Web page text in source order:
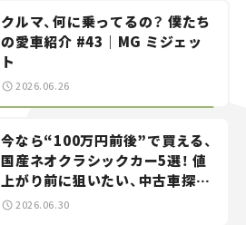
クルマ、何に乗ってるの？ 僕たち
の愛車紹介 #43｜MG ミジェッ
ト
2026.06.26
今なら“100万円前後”で買える、
国産ネオクラシックカー5選！ 値
上がり前に狙いたい、中古車探し
をお手伝い――ちょっとイケてるマ
2026.06.30